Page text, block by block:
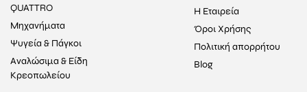
QUATTRO
Μηχανήματα
Ψυγεία & Πάγκοι
Αναλώσιμα & Είδη
Κρεοπωλείου
Η Εταιρεία
Όροι Χρήσης
Πολιτική απορρήτου
Blog